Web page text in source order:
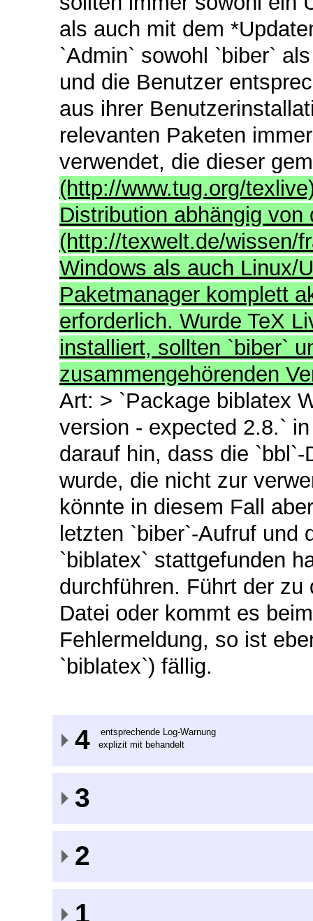
als auch mit dem
`Admin` sowohl `biber`
und die Benutzer
aus ihrer
relevanten Paketen
verwendet, die dieser
(http://www.tug.org/
Distribution abhängig
(http://texwelt.de/wissen/
Windows als auch Linux/
Paketmanager komplett
erforderlich. Wurde TeX
installiert, sollten `biber`
zusammengehörenden
Art: > `Package biblatex
version - expected 2.8.`
darauf hin, dass die
wurde, die nicht zur
könnte in diesem Fall
letzten `biber`-Aufruf und
`biblatex` stattgefunden
durchführen. Führt der zu
Datei oder kommt es
Fehlermeldung, so ist
`biblatex`) fällig.
4
entsprechende Log-Warnung
explizit mit behandelt
3
2
1